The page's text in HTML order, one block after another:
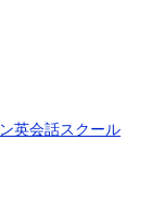
英会話スクール